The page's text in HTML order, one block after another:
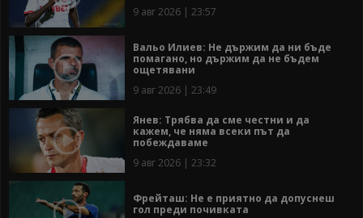
9 авг 2026 | 23:57
Вальо Илиев: Не държим да ни бъде
помагано, но държим да не бъдем
ощетявани
9 авг 2026 | 23:49
Янев: Трябва да сме честни и да
кажем, че няма всеки път да
побеждаваме
9 авг 2026 | 23:32
Фрейташ: Не е приятно да допуснеш
гол преди почивката